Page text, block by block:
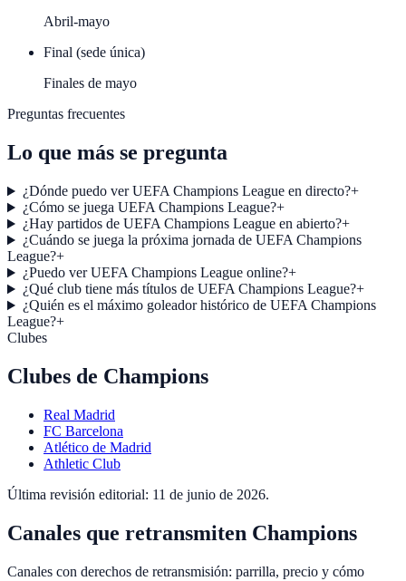
Abril-mayo
Final (sede única)
Finales de mayo
Preguntas frecuentes
Lo que más se pregunta
¿Dónde puedo ver UEFA Champions League en directo?+
¿Cómo se juega UEFA Champions League?+
¿Hay partidos de UEFA Champions League en abierto?+
¿Cuándo se juega la próxima jornada de UEFA Champions
League?+
¿Puedo ver UEFA Champions League online?+
¿Qué club tiene más títulos de UEFA Champions League?+
¿Quién es el máximo goleador histórico de UEFA Champions
League?+
Clubes
Clubes de Champions
Real Madrid
FC Barcelona
Atlético de Madrid
Athletic Club
Última revisión editorial: 11 de junio de 2026.
Canales que retransmiten Champions
Canales con derechos de retransmisión: parrilla, precio y cómo